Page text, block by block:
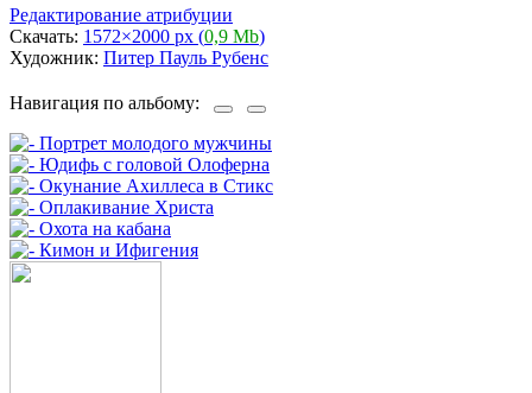
Редактирование атрибуции
Скачать: 1572×2000 px (0,9 Mb)
Художник: Питер Пауль Рубенс
Навигация по альбому: